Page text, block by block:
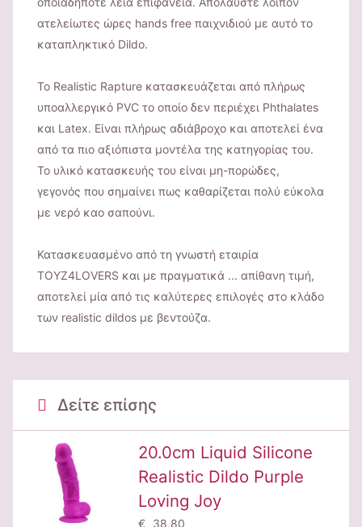
ατελείωτες ώρες hands free παιχνιδιού με αυτό το
καταπληκτικό Dildo.
Το Realistic Rapture κατασκευάζεται από πλήρως
υποαλλεργικό PVC το οποίο δεν περιέχει Phthalates
και Latex. Είναι πλήρως αδιάβροχο και αποτελεί ένα
από τα πιο αξιόπιστα μοντέλα της κατηγορίας του.
Το υλικό κατασκευής του είναι μη-πορώδες,
γεγονός που σημαίνει πως καθαρίζεται πολύ εύκολα
με νερό καο σαπούνι.
Κατασκευασμένο από τη γνωστή εταιρία
ΤOYZ4LOVERS και με πραγματικά ... απίθανη τιμή,
αποτελεί μία από τις καλύτερες επιλογές στο κλάδο
των realistic dildos με βεντούζα.
Δείτε επίσης
20.0cm Liquid Silicone
Realistic Dildo Purple
Loving Joy
€ 38,80